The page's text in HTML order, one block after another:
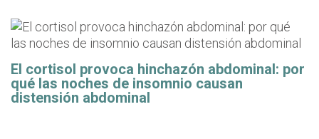
El cortisol provoca hinchazón abdominal: por
qué las noches de insomnio causan
distensión abdominal